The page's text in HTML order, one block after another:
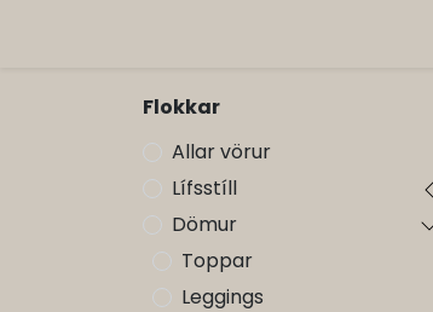
Flokkar
Allar vörur
Lífsstíll
Dömur
Toppar
Leggings